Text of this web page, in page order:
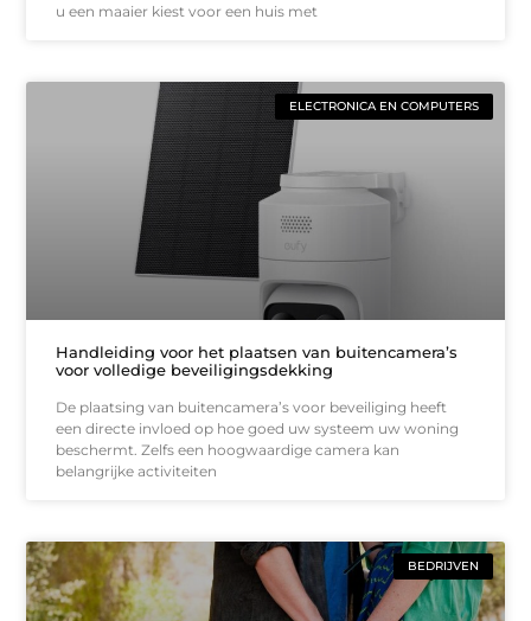
u een maaier kiest voor een huis met
ELECTRONICA EN COMPUTERS
Handleiding voor het plaatsen van buitencamera’s
voor volledige beveiligingsdekking
De plaatsing van buitencamera’s voor beveiliging heeft
een directe invloed op hoe goed uw systeem uw woning
beschermt. Zelfs een hoogwaardige camera kan
belangrijke activiteiten
BEDRIJVEN